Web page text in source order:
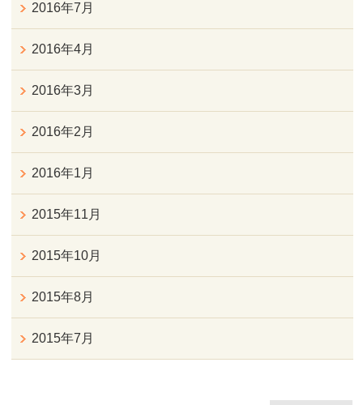
2016年7月
2016年4月
2016年3月
2016年2月
2016年1月
2015年11月
2015年10月
2015年8月
2015年7月